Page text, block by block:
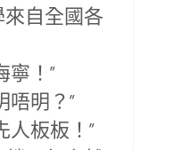
自全國各
寧！”
唔明？”
人板板！”